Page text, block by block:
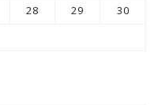
28 29
30